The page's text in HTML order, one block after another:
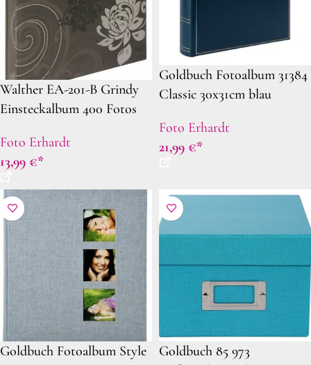
Walther EA-201-B Grindy
Einsteckalbum 400 Fotos
Foto Erhardt
13,99 €
Goldbuch Fotoalbum 31384
Classic 30x31cm blau
Foto Erhardt
21,99 €
Goldbuch Fotoalbum Style
Goldbuch 85 973